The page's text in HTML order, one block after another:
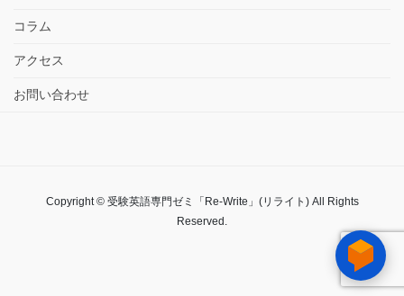
コラム
アクセス
お問い合わせ
Copyright © 受験英語専門ゼミ「Re-Write」(リライト) All Rights
Reserved.